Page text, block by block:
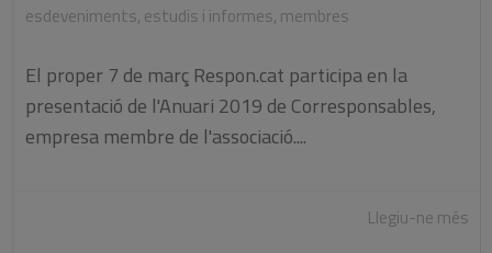
esdeveniments, estudis i informes, membres
El proper 7 de març Respon.cat participa en la
presentació de l'Anuari 2019 de Corresponsables,
empresa membre de l'associació....
Llegiu-ne més